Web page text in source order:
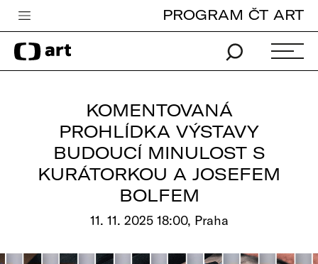
Česká televize
Zpravodajství
TV program
Pro děti
PROGRAM ČT ART
KOMENTOVANÁ
PROHLÍDKA VÝSTAVY
BUDOUCÍ MINULOST S
KURÁTORKOU A JOSEFEM
BOLFEM
11. 11. 2025 18:00, Praha